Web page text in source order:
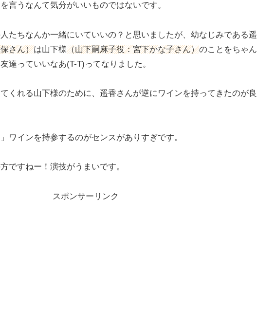
言うなんて気分がいいものではないです。
たちなんか一緒にいていいの？と思いましたが、幼なじみである遥
さん）は山下様（山下嗣麻子役：宮下かな子さん）のことをちゃん
達っていいなあ(T-T)ってなりました。
くれる山下様のために、遥香さんが逆にワインを持ってきたのが良
ワインを持参するのがセンスがありすぎです。
ですねー！演技がうまいです。
スポンサーリンク